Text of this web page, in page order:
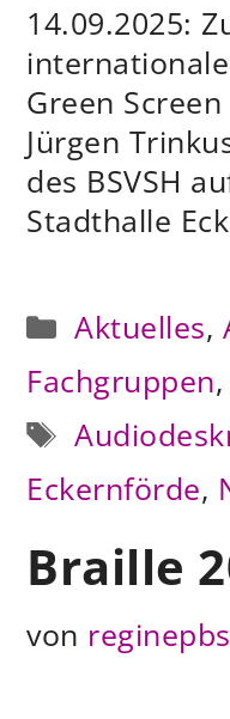
14.09.2025:
Green
Jürgen
des BSVSH
Stadthalle
Kategorien
Aktuelles,
Fachgruppen,
Eckernförde,
Braille
von